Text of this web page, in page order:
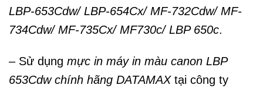
LBP-653Cdw/ LBP-654Cx/ MF-732Cdw/ MF-
734Cdw/ MF-735Cx/ MF730c/ LBP 650c.
– Sử dụng mực in máy in màu canon LBP
653Cdw chính hãng DATAMAXtại công ty